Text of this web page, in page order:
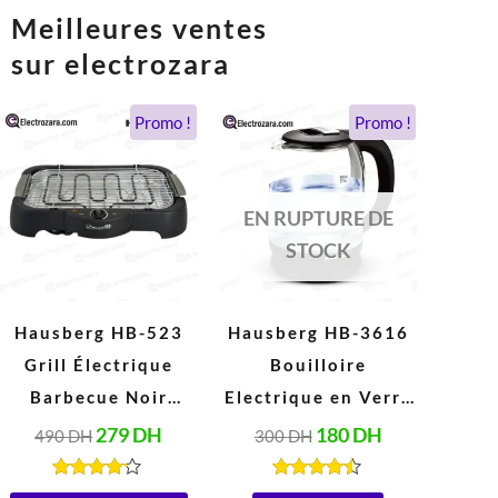
Meilleures ventes
sur electrozara
Promo !
Hausberg HB-523
Grill Électrique
Barbecue Noir
(2000W, 230V,
50Hz)
490DH
prix
initial
était :
490 DH.
279DH
Le
prix
actuel
est :
279 DH.
Note
Promo !
EN RUPTURE DE
STOCK
Hausberg HB-3616
Bouilloire
Electrique en Verre
2 Litres, Arrêt
Automatique, Base
Rotative à 360°
300DH
prix
initial
était :
300 DH.
180DH
Le
prix
actuel
est :
180 DH.
Note